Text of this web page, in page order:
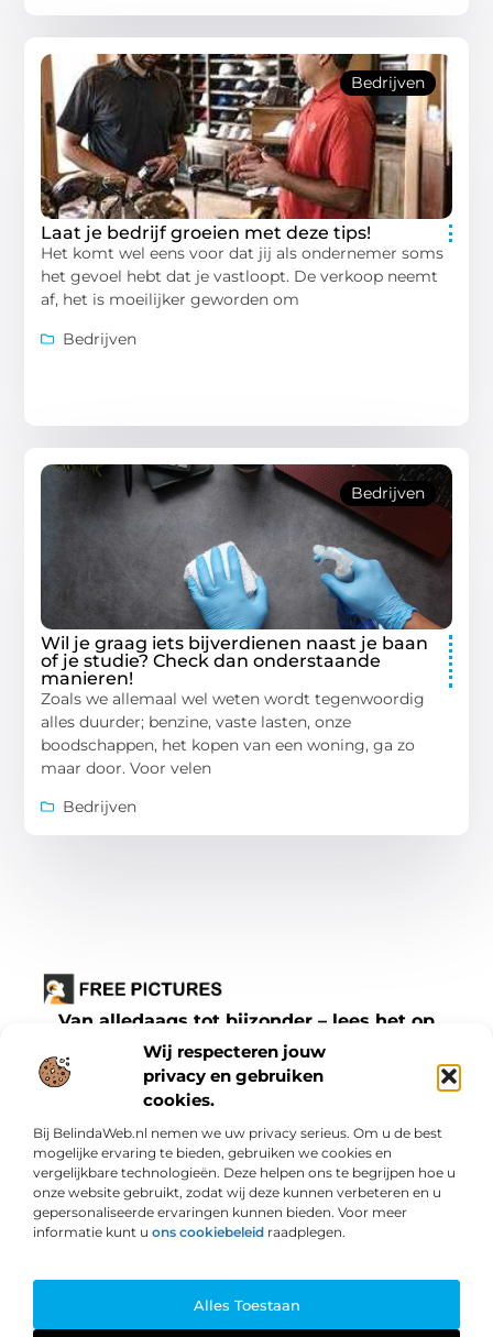
Wij respecteren jouw
privacy en gebruiken
cookies.
Bij BelindaWeb.nl nemen we uw privacy serieus. Om u de best
mogelijke ervaring te bieden, gebruiken we cookies en
vergelijkbare technologieën. Deze helpen ons te begrijpen hoe u
onze website gebruikt, zodat wij deze kunnen verbeteren en u
gepersonaliseerde ervaringen kunnen bieden. Voor meer
informatie kunt u ons cookiebeleid raadplegen.
Alles Toestaan
Bedrijven
Laat je bedrijf groeien met deze tips!
Het komt wel eens voor dat jij als ondernemer soms
het gevoel hebt dat je vastloopt. De verkoop neemt
af, het is moeilijker geworden om
Bedrijven
Bedrijven
Wil je graag iets bijverdienen naast je baan
of je studie? Check dan onderstaande
manieren!
Zoals we allemaal wel weten wordt tegenwoordig
alles duurder; benzine, vaste lasten, onze
boodschappen, het kopen van een woning, ga zo
maar door. Voor velen
Bedrijven
Van alledaags tot bijzonder – lees het op
freepictures.nl.
Ontdek inspirerende blogs en artikelen over
alles wat het dagelijks leven te bieden heeft.
Bericht categorie
Onze informatie